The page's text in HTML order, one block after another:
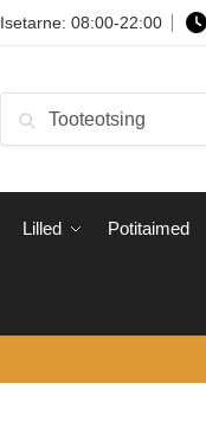
Isetarne: 08:00-22:00
Otsi
Lilled Potitaimed